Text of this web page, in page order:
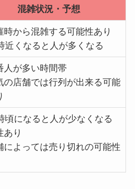
混雑状況・予想
時から混雑する可能性あり
近くなると人が多くなる
人が多い時間帯
の店舗では行列が出来る可能
頃になると人が少なくなる
あり
によっては売り切れの可能性